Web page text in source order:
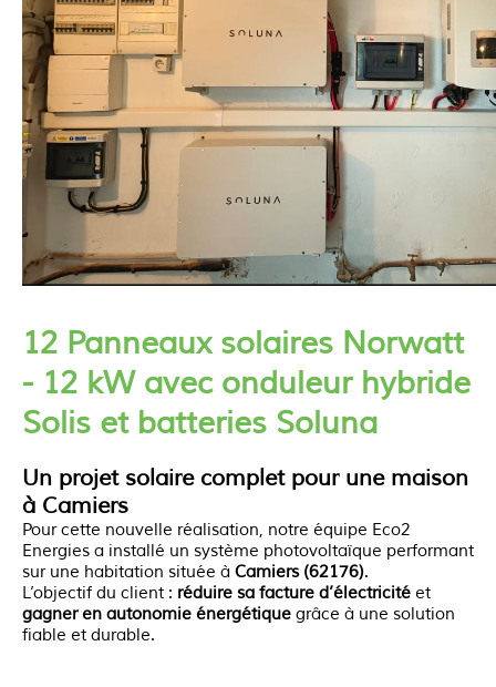
12 Panneaux solaires Norwatt
- 12 kW avec onduleur hybride
Solis et batteries Soluna
Un projet solaire complet pour une maison
à Camiers
Pour cette nouvelle réalisation, notre équipe Eco2
Energies a installé un système photovoltaïque performant
sur une habitation située à Camiers (62176).
L’objectif du client : réduire sa facture d’électricité et
gagner en autonomie énergétique grâce à une solution
fiable et durable.